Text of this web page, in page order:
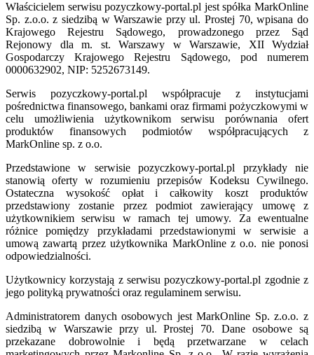
Właścicielem serwisu pozyczkowy-portal.pl jest spółka MarkOnline
Sp. z.o.o. z siedzibą w Warszawie przy ul. Prostej 70, wpisana do
Krajowego Rejestru Sądowego, prowadzonego przez Sąd
Rejonowy dla m. st. Warszawy w Warszawie, XII Wydział
Gospodarczy Krajowego Rejestru Sądowego, pod numerem
0000632902, NIP: 5252673149.
Serwis pozyczkowy-portal.pl współpracuje z instytucjami
pośrednictwa finansowego, bankami oraz firmami pożyczkowymi w
celu umożliwienia użytkownikom serwisu porównania ofert
produktów finansowych podmiotów współpracujących z
MarkOnline sp. z o.o.
Przedstawione w serwisie pozyczkowy-portal.pl przykłady nie
stanowią oferty w rozumieniu przepisów Kodeksu Cywilnego.
Ostateczna wysokość opłat i całkowity koszt produktów
przedstawiony zostanie przez podmiot zawierający umowę z
użytkownikiem serwisu w ramach tej umowy. Za ewentualne
różnice pomiędzy przykładami przedstawionymi w serwisie a
umową zawartą przez użytkownika MarkOnline z o.o. nie ponosi
odpowiedzialności.
Użytkownicy korzystają z serwisu pozyczkowy-portal.pl zgodnie z
jego polityką prywatności oraz regulaminem serwisu.
Administratorem danych osobowych jest MarkOnline Sp. z.o.o. z
siedzibą w Warszawie przy ul. Prostej 70. Dane osobowe są
przekazane dobrowolnie i będą przetwarzane w celach